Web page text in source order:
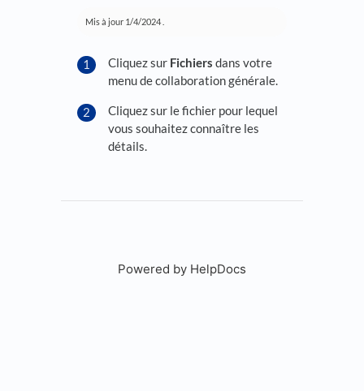
Mis à jour 1/4/2024
Cliquez sur Fichiers dans votre
menu de collaboration générale.
Cliquez sur le fichier pour lequel
vous souhaitez connaître les
détails.
Powered by HelpDocs